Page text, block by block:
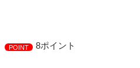
POINT 8ポイント